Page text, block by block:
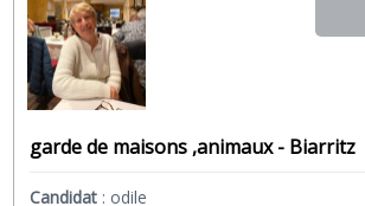
garde de maisons ,animaux - Biarritz
Candidat : odile